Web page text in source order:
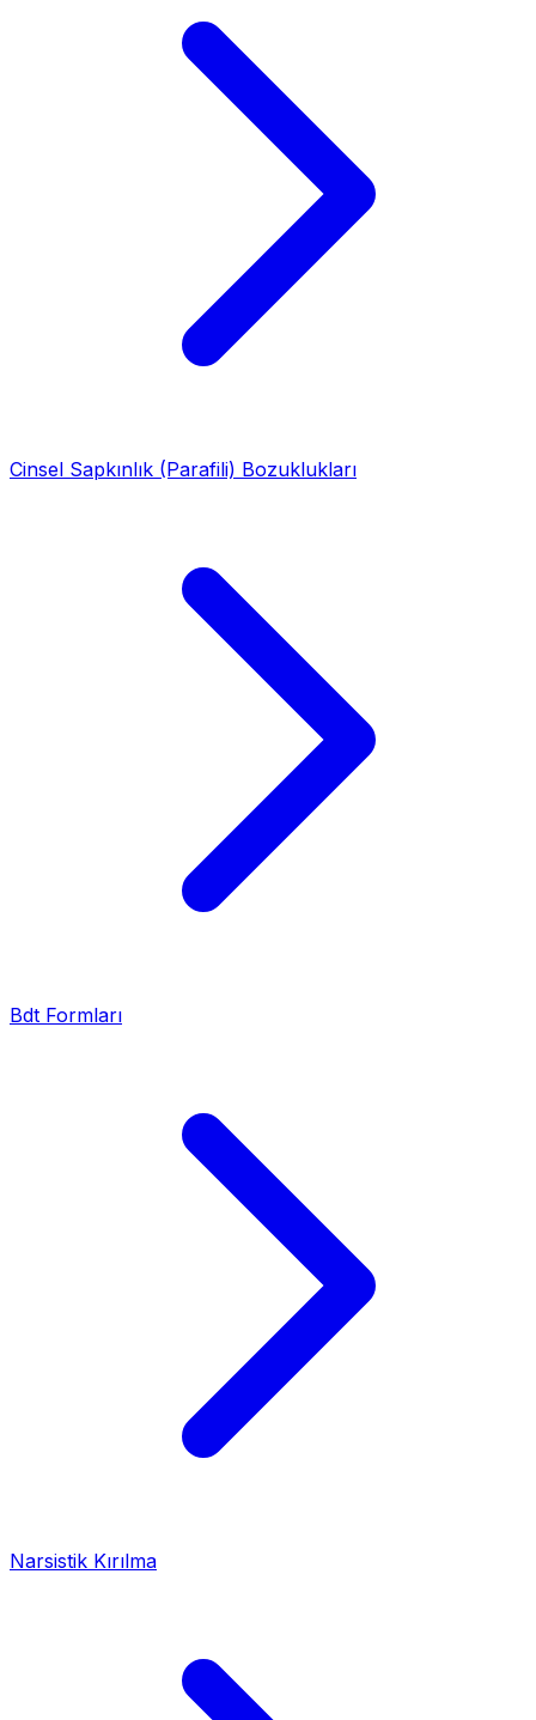
Cinsel Sapkınlık (Parafili) Bozuklukları
Bdt Formları
Narsistik Kırılma